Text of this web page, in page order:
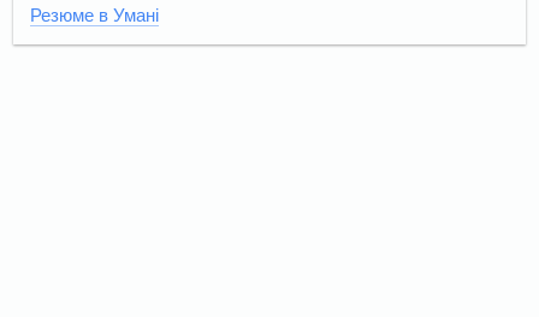
Резюме в Умані